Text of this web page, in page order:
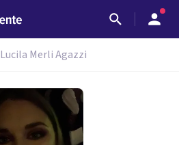
Lucila Merli Agazzi